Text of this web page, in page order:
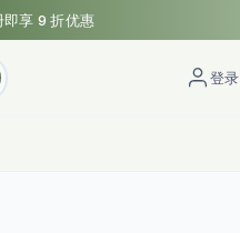
享 9 折优惠
登录